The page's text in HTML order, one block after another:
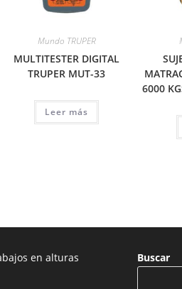
Mundo TRUPER
MULTITESTER DIGITAL
TRUPER MUT-33
Leer más
6000
en alturas
Buscar